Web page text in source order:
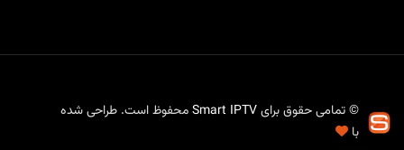
© تمامی حقوق برایSmart IPTVمحفوظ است. طراحی شده
با